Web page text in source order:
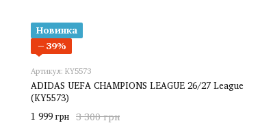
Новинка
−39%
Артикул: KY5573
ADIDAS UEFA CHAMPIONS LEAGUE 26/27 League
(KY5573)
3 300 грн
1 999 грн